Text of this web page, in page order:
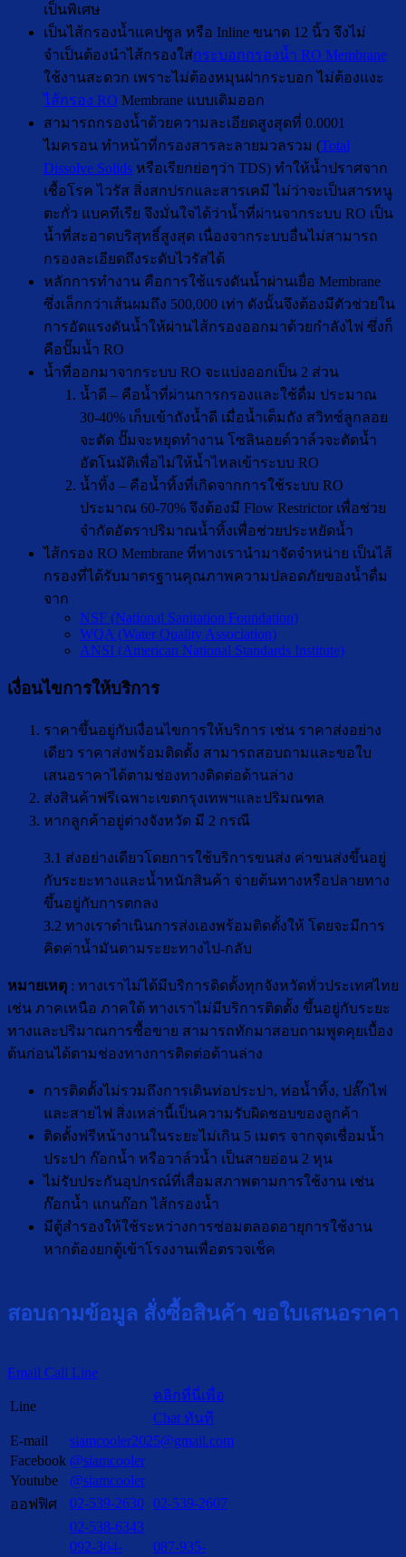
เป็นพิเศษ
เป็นไส้กรองน้ำแคปซูล หรือ Inline ขนาด 12 นิ้ว จึงไม่
จำเป็นต้องนำไส้กรองใส่กระบอกกรองน้ำ RO Membrane
ใช้งานสะดวก เพราะไม่ต้องหมุนฝากระบอก ไม่ต้องแงะ
ไส้กรอง RO Membrane แบบเดิมออก
สามารถกรองน้ำด้วยความละเอียดสูงสุดที่ 0.0001
ไมครอน ทำหน้าที่กรองสารละลายมวลรวม (Total
Dissolve Solids หรือเรียกย่อๆว่า TDS) ทำให้น้ำปราศจาก
เชื้อโรค ไวรัส สิ่งสกปรกและสารเคมี ไม่ว่าจะเป็นสารหนู
ตะกั่ว แบคทีเรีย จึงมั่นใจได้ว่าน้ำที่ผ่านจากระบบ RO เป็น
น้ำที่สะอาดบริสุทธิ์สูงสุด เนื่องจากระบบอื่นไม่สามารถ
กรองละเอียดถึงระดับไวรัสได้
หลักการทำงาน คือการใช้แรงดันน้ำผ่านเยื่อ Membrane
ซึ่งเล็กกว่าเส้นผมถึง 500,000 เท่า ดังนั้นจึงต้องมีตัวช่วยใน
การอัดแรงดันน้ำให้ผ่านไส้กรองออกมาด้วยกำลังไฟ ซึ่งก็
คือปั๊มน้ำ RO
น้ำที่ออกมาจากระบบ RO จะแบ่งออกเป็น 2 ส่วน
น้ำดี – คือน้ำที่ผ่านการกรองและใช้ดื่ม ประมาณ
30-40% เก็บเข้าถังน้ำดี เมื่อน้ำเต็มถัง สวิทซ์ลูกลอย
จะตัด ปั๊มจะหยุดทำงาน โซลินอยด์วาล์วจะตัดน้ำ
อัตโนมัติเพื่อไม่ให้น้ำไหลเข้าระบบ RO
น้ำทิ้ง – คือน้ำทิ้งที่เกิดจากการใช้ระบบ RO
ประมาณ 60-70% จึงต้องมี Flow Restrictor เพื่อช่วย
จำกัดอัตราปริมาณน้ำทิ้งเพื่อช่วยประหยัดน้ำ
ไส้กรอง RO Membrane ที่ทางเรานำมาจัดจำหน่าย เป็นไส้
กรองที่ได้รับมาตรฐานคุณภาพความปลอดภัยของน้ำดื่ม
จาก
NSF (National Sanitation Foundation)
WQA (Water Quality Association)
ANSI (American National Standards Institute)
เงื่อนไขการให้บริการ
ราคาขึ้นอยู่กับเงื่อนไขการให้บริการ เช่น ราคาส่งอย่าง
เดียว ราคาส่งพร้อมติดตั้ง สามารถสอบถามและขอใบ
เสนอราคาได้ตามช่องทางติดต่อด้านล่าง
ส่งสินค้าฟรีเฉพาะเขตกรุงเทพฯและปริมณฑล
หากลูกค้าอยู่ต่างจังหวัด มี 2 กรณี
3.1 ส่งอย่างเดียวโดยการใช้บริการขนส่ง ค่าขนส่งขึ้นอยู่
กับระยะทางและน้ำหนักสินค้า จ่ายต้นทางหรือปลายทาง
ขึ้นอยู่กับการตกลง
3.2 ทางเราดำเนินการส่งเองพร้อมติดตั้งให้ โดยจะมีการ
คิดค่าน้ำมันตามระยะทางไป-กลับ
หมายเหตุ : ทางเราไม่ได้มีบริการติดตั้งทุกจังหวัดทั่วประเทศไทย
เช่น ภาคเหนือ ภาคใต้ ทางเราไม่มีบริการติดตั้ง ขึ้นอยู่กับระยะ
ทางและปริมาณการซื้อขาย สามารถทักมาสอบถามพูดคุยเบื้อง
ต้นก่อนได้ตามช่องทางการติดต่อด้านล่าง
การติดตั้งไม่รวมถึงการเดินท่อประปา, ท่อน้ำทิ้ง, ปลั๊กไฟ
และสายไฟ สิ่งเหล่านี้เป็นความรับผิดชอบของลูกค้า
ติดตั้งฟรีหน้างานในระยะไม่เกิน 5 เมตร จากจุดเชื่อมน้ำ
ประปา ก๊อกน้ำ หรือวาล์วน้ำ เป็นสายอ่อน 2 หุน
ไม่รับประกันอุปกรณ์ที่เสื่อมสภาพตามการใช้งาน เช่น
ก๊อกน้ำ แกนก๊อก ไส้กรองน้ำ
มีตู้สำรองให้ใช้ระหว่างการซ่อมตลอดอายุการใช้งาน
หากต้องยกตู้เข้าโรงงานเพื่อตรวจเช็ค
สอบถามข้อมูล สั่งซื้อสินค้า ขอใบเสนอราคา
Email Call Line
Line
คลิกที่นี่เพื่อ
Chat ทันที
E-mail
siamcooler2025@gmail.com
Facebook @siamcooler
Youtube
@siamcooler
ออฟฟิศ
02-539-2630 02-539-2607
02-538-6343
092-364-
087-935-